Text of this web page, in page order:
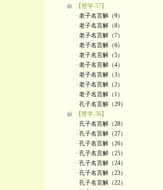
【哲学-57】
· 老子名言解（9）
· 老子名言解（8）
· 老子名言解（7）
· 老子名言解（6）
· 老子名言解（5）
· 老子名言解（4）
· 老子名言解（3）
· 老子名言解（2）
· 老子名言解（1）
· 孔子名言解（29）
【哲学-56】
· 孔子名言解（28）
· 孔子名言解（27）
· 孔子名言解（26）
· 孔子名言解（25）
· 孔子名言解（24）
· 孔子名言解（23）
· 孔子名言解（22）